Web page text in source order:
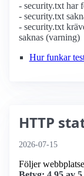
- security.txt har
- security.txt
- security.txt
saknas (varning)
Hur funkar
HTTP
2026-07-15
Följer